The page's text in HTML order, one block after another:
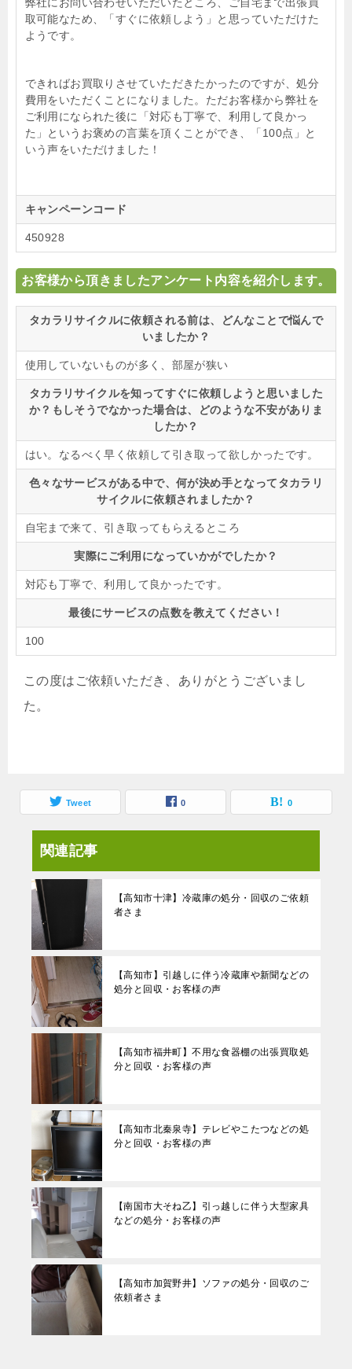
取可能なため、「すぐに依頼しよう」
と思っていただけた
ようです。
できればお買取りさせていただきたかったのですが、処分
費用をいただくことになりました。 ただお客様から弊社を
ご利用になられた後に「対応も丁寧で、 利用して良かっ
た」というお褒めの言葉を頂くことができ、「 100点」と
いう声をいただけました！
キャンペーンコード
450928
お客様から頂きましたアンケート内容を紹介します。
タカラリサイクルに依頼される前は、どんなことで悩んで
いましたか？
使用していないものが多く、部屋が狭い
タカラリサイクルを知ってすぐに依頼しようと思いました
か？もしそうでなかった場合は、どのような不安がありま
したか？
はい。なるべく早く依頼して引き取って欲しかったです。
色々なサービスがある中で、何が決め手となってタカラリ
サイクルに依頼されましたか？
自宅まで来て、引き取ってもらえるところ
実際にご利用になっていかがでしたか？
対応も丁寧で、利用して良かったです。
最後にサービスの点数を教えてください！
100
この度はご依頼いただき、ありがとうございまし
た。
Tweet 0 0
関連記事
【高知市十津】冷蔵庫の処分・回収のご依頼
者さま
【高知市】引越しに伴う冷蔵庫や新聞などの
処分と回収・お客様の声
【高知市福井町】不用な食器棚の出張買取処
分と回収・お客様の声
【高知市北秦泉寺】テレビやこたつなどの処
分と回収・お客様の声
【南国市大そね乙】引っ越しに伴う大型家具
などの処分・お客様の声
【高知市加賀野井】ソファの処分・回収のご
依頼者さま